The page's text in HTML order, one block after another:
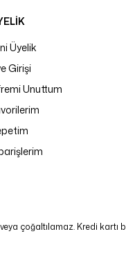
Üyelik
Girişi
Unuttum
çoğaltılamaz. Kredi kartı